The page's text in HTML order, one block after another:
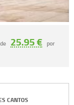
25.95 € por
CANTOS